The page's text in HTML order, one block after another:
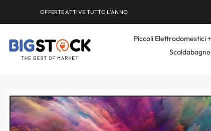
OFFERTE ATTIVE TUTTO L'ANNO
Piccoli Elettrodomestici
Scaldabagno